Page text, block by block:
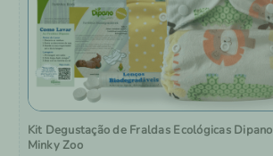
Kit Degustação de Fraldas Ecológicas Dipano
Minky Zoo